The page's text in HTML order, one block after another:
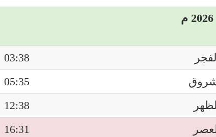
الفجر
03:38
05:35
الظهر
12:38
16:31